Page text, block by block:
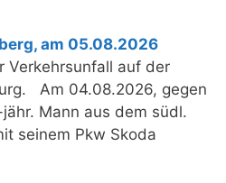
am 05.08.2026
Verkehrsunfall auf der
Am 04.08.2026, gegen
Mann aus dem südl.
seinem Pkw Skoda